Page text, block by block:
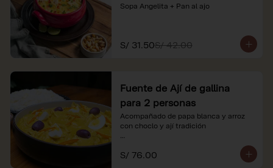
Sopa Angelita + Pan al ajo
S/ 31.50S/ 42.00
Fuente de Ají de gallina
para 2 personas
Acompañado de papa blanca y arroz
con choclo y ají tradición
*Nuestros precios están expresados en
soles e incluyen impuestos de ley y
S/ 76.00